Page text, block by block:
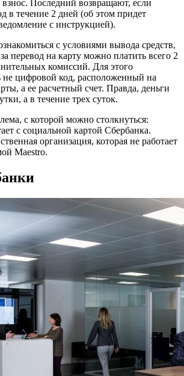
взнос. Последний возвращают, если
в течение 2 дней (об этом придет
с инструкцией).
с условиями вывода средств,
перевод на карту можно платить всего 2
комиссий. Для этого
не цифровой код, расположенный на
а ее расчетный счет. Правда, деньги
а в течение трех суток.
с которой можно столкнуться:
с социальной картой Сбербанка.
организация, которая не работает
Maestro.